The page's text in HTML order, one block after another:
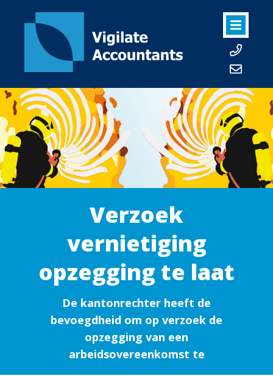
Verzoek
vernietiging
opzegging te laat
De kantonrechter heeft de
bevoegdheid om op verzoek de
opzegging van een
arbeidsovereenkomst te